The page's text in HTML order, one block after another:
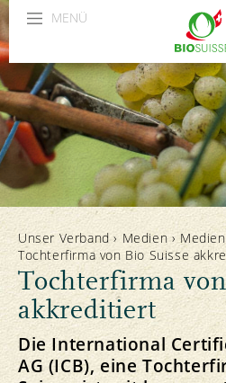
MENÜ
Unser Verband› Medien ›
Tochterfirma von Bio Suisse
Tochterfirma
akkreditiert
Die International
AG (ICB), eine